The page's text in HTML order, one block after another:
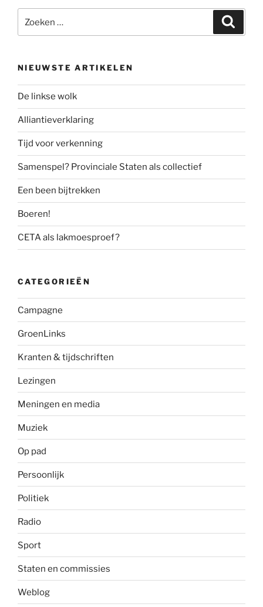
naar:
NIEUWSTE ARTIKELEN
De linkse wolk
Alliantieverklaring
Tijd voor verkenning
Samenspel? Provinciale Staten als collectief
Een been bijtrekken
Boeren!
CETA als lakmoesproef?
CATEGORIEËN
Campagne
GroenLinks
Kranten & tijdschriften
Lezingen
Meningen en media
Muziek
Op pad
Persoonlijk
Politiek
Radio
Sport
Staten en commissies
Weblog